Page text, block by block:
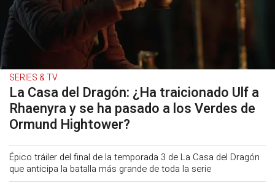
SERIES & TV
La Casa del Dragón: ¿Ha traicionado Ulf a
Rhaenyra y se ha pasado a los Verdes de
Ormund Hightower?
Épico tráiler del final de la temporada 3 de La Casa del Dragón
que anticipa la batalla más grande de toda la serie